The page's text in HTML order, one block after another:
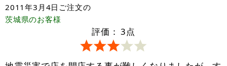
2011年3月4日 ご注文の
茨城県のお客様
評価： 3点